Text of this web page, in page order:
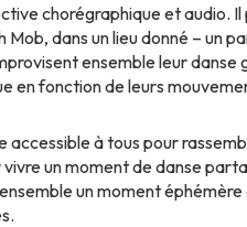
chorégraphique et audio.
Mob, dans un lieu donné –
ensemble leur
en fonction de leurs
à tous pour
vivre un moment de danse
un moment